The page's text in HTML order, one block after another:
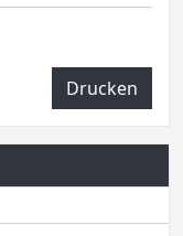
Drucken